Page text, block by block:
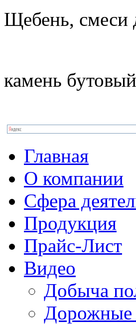
Щебень, смеси
камень
Главная
О компании
Сфера
Продукция
Прайс-Лист
Видео
Добыча
Дорожные